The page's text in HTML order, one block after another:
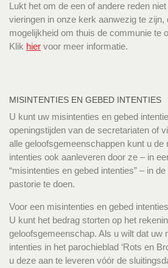
Lukt het om de een of andere reden
vieringen in onze kerk aanwezig te zijn,
mogelijkheid om thuis de communie te
Klik hier voor meer informatie.
MISINTENTIES EN GEBED INTENTIES
U kunt uw misintenties en gebed
openingstijden van de secretariaten of
alle geloofsgemeenschappen kunt u de
intenties ook aanleveren door ze – in
“misintenties en gebed intenties” – in
pastorie te doen.
Voor een misintenties en gebed
U kunt het bedrag storten op het
geloofsgemeenschap. Als u wilt dat uw
intenties in het parochieblad ‘Rots en
u deze aan te leveren vóór de